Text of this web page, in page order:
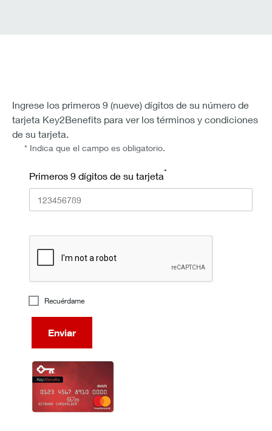
Ingrese los primeros 9 (nueve) dígitos de su número de
tarjeta Key2Benefits para ver los términos y condiciones
de su tarjeta.
* Indica que el campo es obligatorio.
Primeros 9 dígitos de su tarjeta*
Recuérdame
Enviar